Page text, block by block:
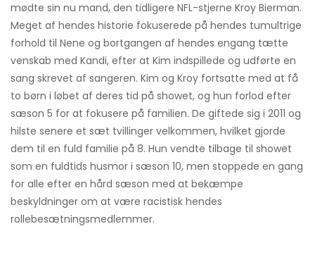
mødte sin nu mand, den tidligere NFL-stjerne Kroy Bierman.
Meget af hendes historie fokuserede på hendes tumultrige
forhold til Nene og bortgangen af ​​hendes engang tætte
venskab med Kandi, efter at Kim indspillede og udførte en
sang skrevet af sangeren. Kim og Kroy fortsatte med at få
to børn i løbet af deres tid på showet, og hun forlod efter
sæson 5 for at fokusere på familien. De giftede sig i 2011 og
hilste senere et sæt tvillinger velkommen, hvilket gjorde
dem til en fuld familie på 8. Hun vendte tilbage til showet
som en fuldtids husmor i sæson 10, men stoppede en gang
for alle efter en hård sæson med at bekæmpe
beskyldninger om at være racistisk hendes
rollebesætningsmedlemmer.